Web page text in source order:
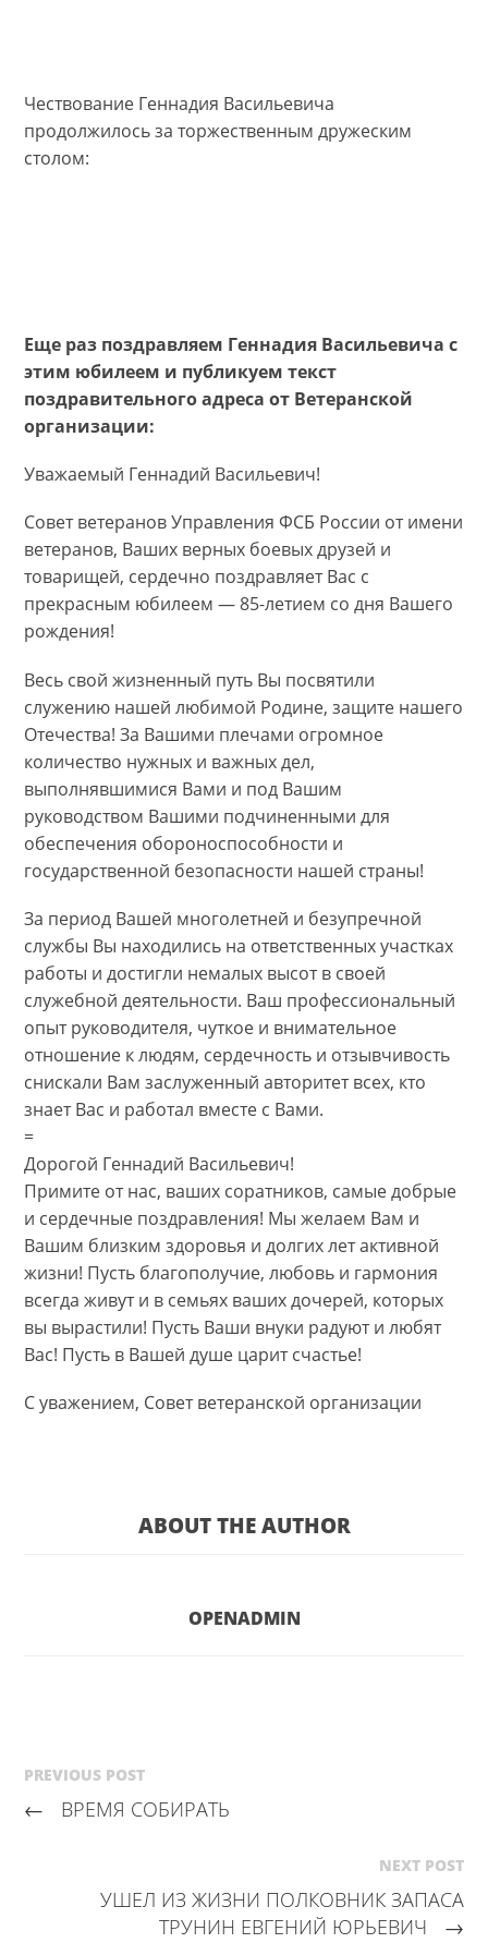
Чествование Геннадия Васильевича
продолжилось за торжественным дружеским
столом:
Еще раз поздравляем Геннадия Васильевича с
этим юбилеем и публикуем текст
поздравительного адреса от Ветеранской
организации:
Уважаемый Геннадий Васильевич!
Совет ветеранов Управления ФСБ России от имени
ветеранов, Ваших верных боевых друзей и
товарищей, сердечно поздравляет Вас с
прекрасным юбилеем — 85-летием со дня Вашего
рождения!
Весь свой жизненный путь Вы посвятили
служению нашей любимой Родине, защите нашего
Отечества! За Вашими плечами огромное
количество нужных и важных дел,
выполнявшимися Вами и под Вашим
руководством Вашими подчиненными для
обеспечения обороноспособности и
государственной безопасности нашей страны!
За период Вашей многолетней и безупречной
службы Вы находились на ответственных участках
работы и достигли немалых высот в своей
служебной деятельности. Ваш профессиональный
опыт руководителя, чуткое и внимательное
отношение к людям, сердечность и отзывчивость
снискали Вам заслуженный авторитет всех, кто
знает Вас и работал вместе с Вами.
=
Дорогой Геннадий Васильевич!
Примите от нас, ваших соратников, самые добрые
и сердечные поздравления! Мы желаем Вам и
Вашим близким здоровья и долгих лет активной
жизни! Пусть благополучие, любовь и гармония
всегда живут и в семьях ваших дочерей, которых
вы вырастили! Пусть Ваши внуки радуют и любят
Вас! Пусть в Вашей душе царит счастье!
С уважением, Совет ветеранской организации
ABOUT THE AUTHOR
OPENADMIN
PREVIOUS POST
← ВРЕМЯ СОБИРАТЬ
NEXT POST
УШЕЛ ИЗ ЖИЗНИ ПОЛКОВНИК ЗАПАСА
ТРУНИН ЕВГЕНИЙ ЮРЬЕВИЧ
→